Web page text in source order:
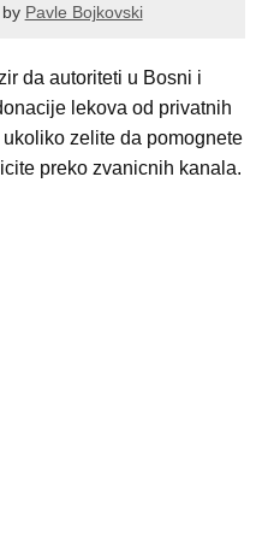
by Pavle Bojkovski
da autoriteti u Bosni i
lekova od privatnih
zelite da pomognete
preko zvanicnih kanala.